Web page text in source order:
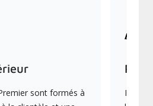
sont formés à
Ils